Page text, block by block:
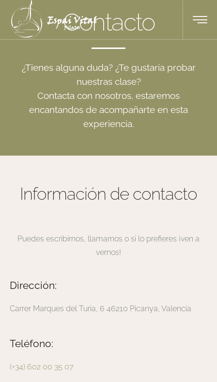
Contacto
¿Tienes alguna duda? ¿Te gustaría probar
nuestras clase?
Contacta con nosotros, estaremos
encantandos de acompañarte en esta
experiencia.
Información de contacto
Puedes escribirnos, llamarnos o si lo prefieres ¡ven a
vernos!
Dirección:
Carrer Marques del Turia, 6 46210 Picanya, Valencia
Teléfono:
(+34) 602 00 35 07